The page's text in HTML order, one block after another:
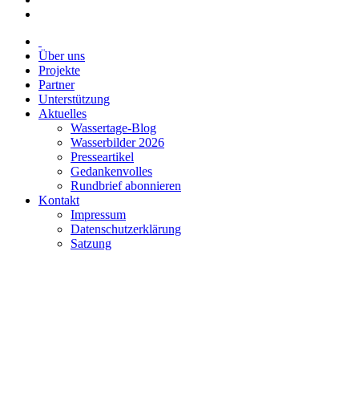
Über uns
Projekte
Partner
Unterstützung
Aktuelles
Wassertage-Blog
Wasserbilder 2026
Presseartikel
Gedankenvolles
Rundbrief abonnieren
Kontakt
Impressum
Datenschutzerklärung
Satzung